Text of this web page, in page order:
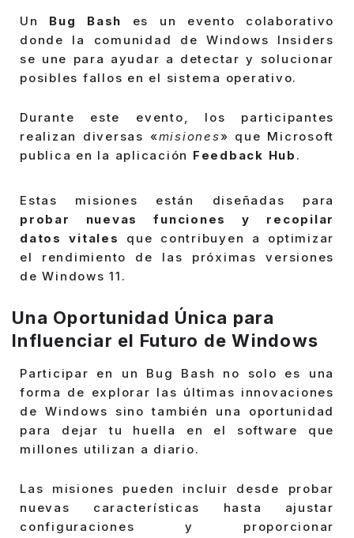
Un Bug Bash
es un evento colaborativo
donde la comunidad de Windows Insiders
se une para ayudar a detectar y solucionar
posibles fallos en el sistema operativo.
Durante este evento, los participantes
realizan diversas «misiones» que Microsoft
publica en la aplicación Feedback Hub .
Estas misiones están diseñadas para
probar nuevas funciones y recopilar
datos vitales
que contribuyen a optimizar
el rendimiento de las próximas versiones
de Windows 11.
Una Oportunidad Única para
Influenciar el Futuro de Windows
Participar en un Bug Bash no solo es una
forma de explorar las últimas innovaciones
de Windows sino también una oportunidad
para dejar tu huella en el software que
millones utilizan a diario.
Las misiones pueden incluir desde probar
nuevas características hasta ajustar
configuraciones y proporcionar